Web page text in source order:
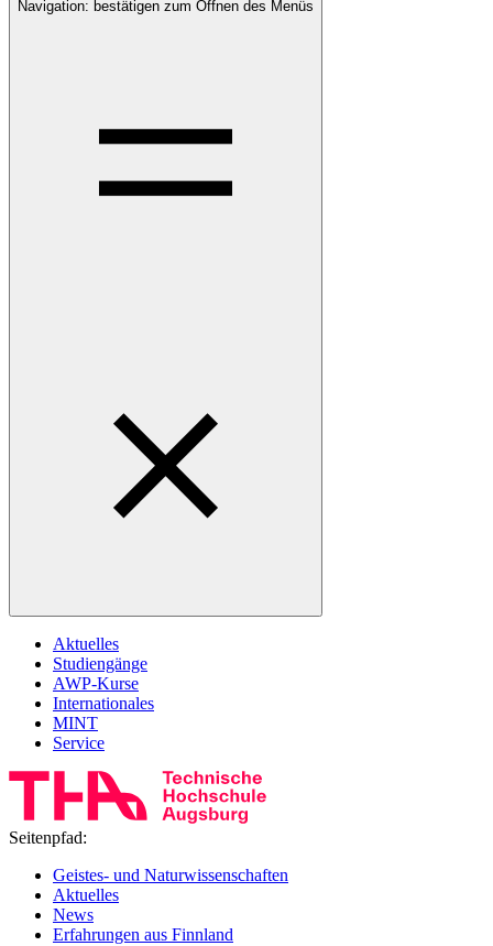
Navigation: bestätigen zum Öffnen des Menüs
Aktuelles
Studiengänge
AWP‑Kurse
Internationales
MINT
Service
Seitenpfad:
Geistes- und Naturwissenschaften
Aktuelles
News
Erfahrungen aus Finnland